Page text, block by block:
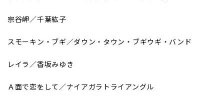
宗谷岬／千葉紘子
スモーキン・ブギ／ダウン・タウン・ブギウギ・バンド
レイラ／香坂みゆき
Ａ面で恋をして／ナイアガラトライアングル